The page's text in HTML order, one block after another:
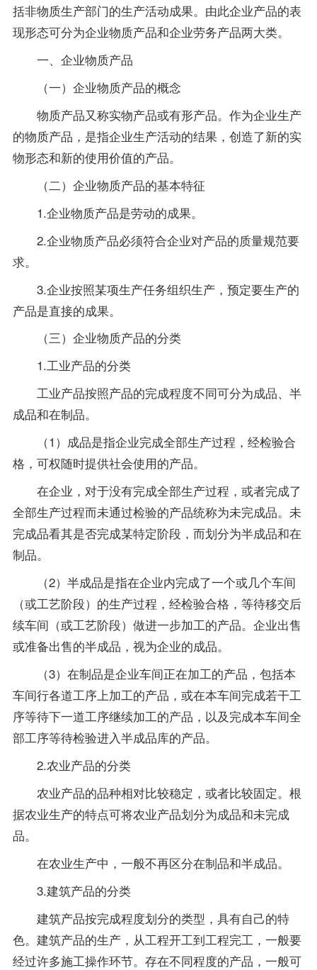
括非物质生产部门的生产活动成果。由此企业产品的表
现形态可分为企业物质产品和企业劳务产品两大类。
一、企业物质产品
（一）企业物质产品的概念
物质产品又称实物产品或有形产品。作为企业生产
的物质产品，是指企业生产活动的结果，创造了新的实
物形态和新的使用价值的产品。
（二）企业物质产品的基本特征
1.企业物质产品是劳动的成果。
2.企业物质产品必须符合企业对产品的质量规范要
求。
3.企业按照某项生产任务组织生产，预定要生产的
产品是直接的成果。
（三）企业物质产品的分类
1.工业产品的分类
工业产品按照产品的完成程度不同可分为成品、半
成品和在制品。
（1）成品是指企业完成全部生产过程，经检验合
格，可权随时提供社会使用的产品。
在企业，对于没有完成全部生产过程，或者完成了
全部生产过程而未通过检验的产品统称为未完成品。未
完成品看其是否完成某特定阶段，而划分为半成品和在
制品。
（2）半成品是指在企业内完成了一个或几个车间
（或工艺阶段）的生产过程，经检验合格，等待移交后
续车间（或工艺阶段）做进一步加工的产品。企业出售
或准备出售的半成品，视为企业的成品。
（3）在制品是企业车间正在加工的产品，包括本
车间行各道工序上加工的产品，或在本车间完成若干工
序等待下一道工序继续加工的产品，以及完成本车间全
部工序等待检验进入半成品库的产品。
2.农业产品的分类
农业产品的品种相对比较稳定，或者比较固定。根
据农业生产的特点可将农业产品划分为成品和未完成
品。
在农业生产中，一般不再区分在制品和半成品。
3.建筑产品的分类
建筑产品按完成程度划分的类型，具有自己的特
色。建筑产品的生产，从工程开工到工程完工，一般要
经过许多施工操作环节。存在不同程度的产品，一般可